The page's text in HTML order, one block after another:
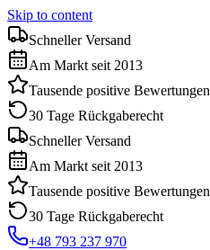
Skip to content
Schneller Versand
Am Markt seit 2013
Tausende positive Bewertungen
30 Tage Rückgaberecht
Schneller Versand
Am Markt seit 2013
Tausende positive Bewertungen
30 Tage Rückgaberecht
+48 793 237 970